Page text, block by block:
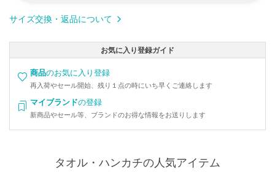
サイズ交換・返品について
お気に入り登録ガイド
商品のお気に入り登録
再入荷やセール開始、残り１点の時にいち早くご連絡します
マイブランドの登録
新商品やセール等、ブランドのお得な情報をお送りします
タオル・ハンカチの人気アイテム